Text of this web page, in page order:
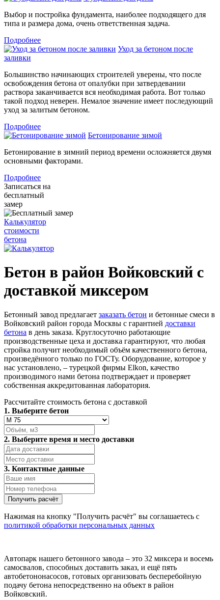
Выбор и постройка фундамента, наиболее подходящего для
типа и размера дома, очень ответственная задача.
Подробнее
Уход за бетоном после
заливки
Большинство начинающих строителей уверены, что после
освобождения бетона от опалубки при затвердевании
раствора заканчивается вся необходимая работа. Вот только
такой подход неверен. Немалое значение имеет последующий
уход за залитым бетоном.
Подробнее
Бетонирование зимой
Бетонирование в зимний период времени осложняется двумя
основными факторами.
Подробнее
Записаться на
бесплатный
замер
Калькулятор
стоимости
бетона
Бетон в район Войковский с
доставкой миксером
Бетонный завод предлагает заказать бетон и бетонные смеси в
Войковский район города Москвы с гарантией доставки
бетона в день заказа. Круглосуточно работающие
производственные цеха и доставка гарантируют, что любая
стройка получит необходимый объём качественного бетона,
произведённого только по ГОСТу. Оборудование, которое у
нас установлено, – турецкой фирмы Elkon, качество
производимого нами бетона подтверждает и проверяет
собственная аккредитованная лаборатория.
Рассчитайте стоимость бетона с доставкой
1. Выберите бетон
2. Выберите время и место доставки
3. Контактные данные
Нажимая на кнопку "Получить расчёт" вы соглашаетесь с
политикой обработки персональных данных
Автопарк нашего бетонного завода – это 32 миксера и восемь
самосвалов, способных доставить заказ, и ещё пять
автобетононасосов, готовых организовать бесперебойную
подачу бетона непосредственно на объект в район
Войковский.